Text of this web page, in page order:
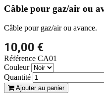
Câble pour gaz/air ou
Câble pour gaz/air ou avance.
10,00 €
Référence CA01
Couleur
Quantité
Ajouter au panier